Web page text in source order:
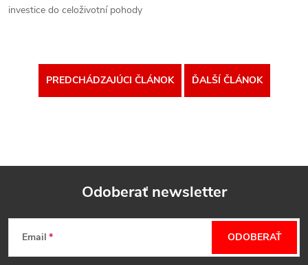
investice do celoživotní pohody
PREDCHÁDZAJÚCI ČLÁNOK ĎALŠÍ ČLÁNOK
Z
á
Odoberať newsletter
Email ODOBERAŤ